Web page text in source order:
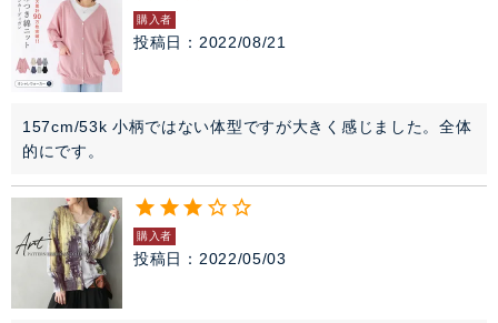
購入者
投稿日 2022/08/21
157cm/53k 小柄ではない体型ですが大きく感じました。全体
的にです。
購入者
投稿日 2022/05/03